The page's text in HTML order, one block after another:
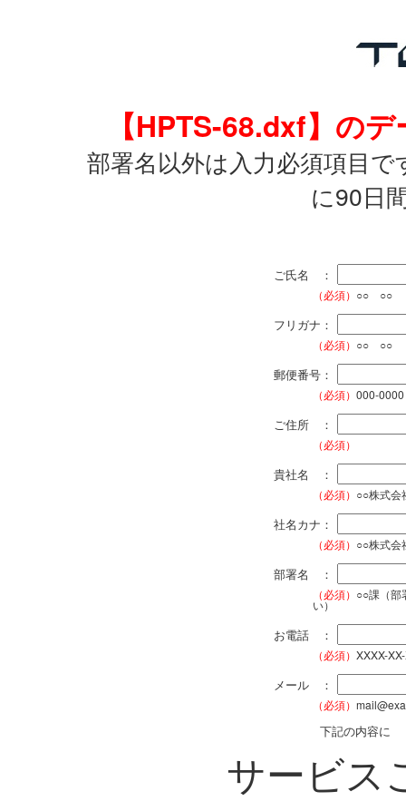
【HPTS-68.dxf】の
部署名以外は入力必須項目
に90日
ご氏名 ：
（必須） ○○ ○○
フリガナ：
（必須） ○○ ○○
郵便番号：
（必須） 000-0000
ご住所 ：
（必須）
貴社名 ：
（必須） ○○株式会
社名カナ：
（必須） ○○株式会
部署名 ：
（必須） ○○課（部
い）
お電話 ：
（必須） XXXX-
メール ：
（必須）
下記の内容に
サービス